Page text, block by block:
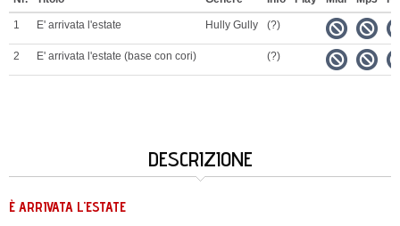
1 E' arrivata l'estate Hully Gully (?)
2 E' arrivata l'estate (base con cori) (?)
DESCRIZIONE
È ARRIVATA L'ESTATE